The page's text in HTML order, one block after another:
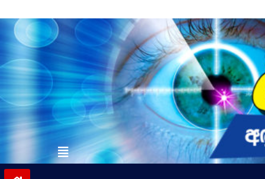
to
contentvinivida.lk